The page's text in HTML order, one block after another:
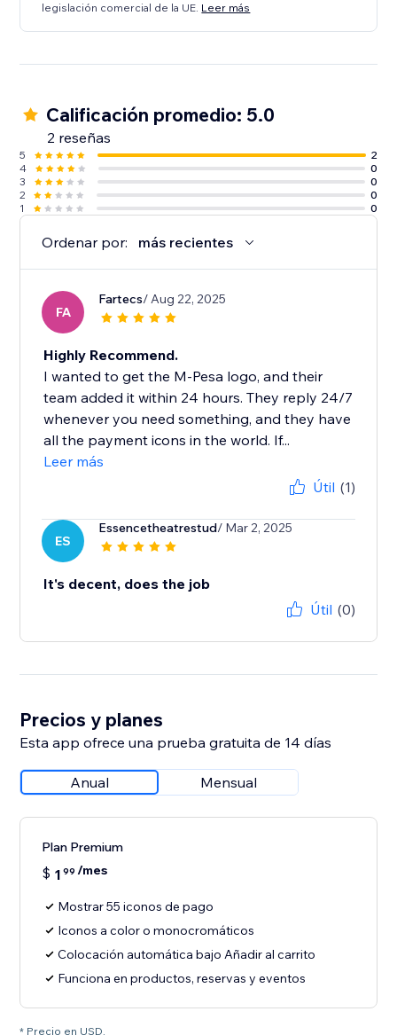
legislación comercial de la UE. Leer más
Calificación promedio: 5.0
2 reseñas
5
2
4
0
3
0
2
0
1
0
Ordenar por: más recientes
FA
Fartecs/ Aug 22, 2025
Highly Recommend.
I wanted to get the M-Pesa logo, and their
team added it within 24 hours. They reply 24/7
whenever you need something, and they have
all the payment icons in the world. If...
Leer más
Útil (1)
ES
Essencetheatrestud/ Mar 2, 2025
It's decent, does the job
Útil (0)
Precios y planes
Esta app ofrece una prueba gratuita de 14 días
Anual Mensual
Plan Premium
$ 1 99 /mes
Mostrar 55 iconos de pago
Iconos a color o monocromáticos
Colocación automática bajo Añadir al carrito
Funciona en productos, reservas y eventos
* Precio en USD.